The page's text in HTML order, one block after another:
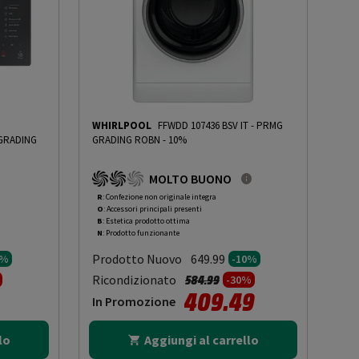
da
WHIRLPOOL FFWDD 107436 BSV IT- PRMG
GRADING ROBN - 10%
MOLTO BUONO
R: Confezione non originale integra
O: Accessori principali presenti
B: Estetica prodotto ottima
N: Prodotto funzionante
Prodotto Nuovo 649.99 -10%
Ricondizionato Prezzo ridotto da
584.99a-30%
In Promozione 409.49
Aggiungi al carrello